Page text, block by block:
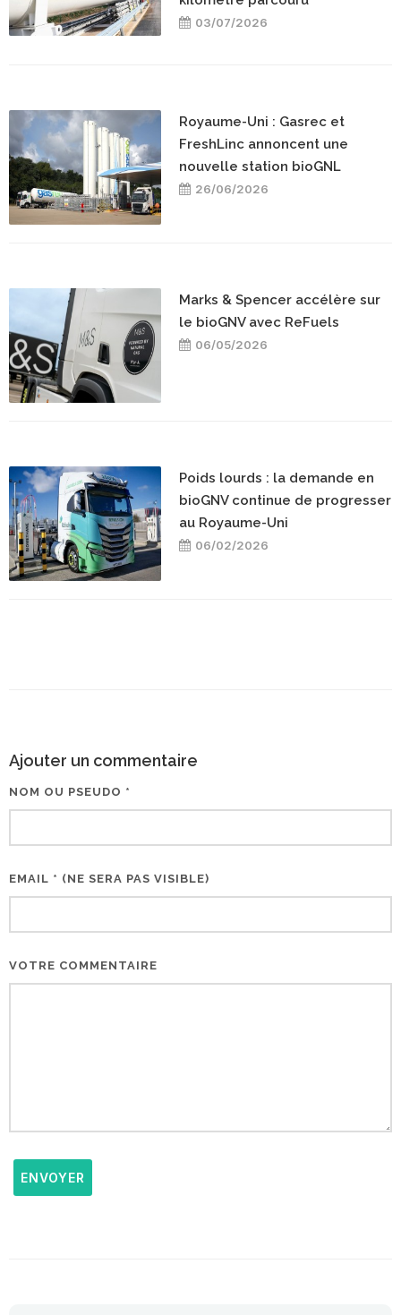
03/07/2026
Royaume-Uni : Gasrec et
FreshLinc annoncent une
nouvelle station bioGNL
26/06/2026
Marks & Spencer accélère sur
le bioGNV avec ReFuels
06/05/2026
Poids lourds : la demande en
bioGNV continue de progresser
au Royaume-Uni
06/02/2026
Ajouter un commentaire
NOM OU PSEUDO *
EMAIL * (NE SERA PAS VISIBLE)
VOTRE COMMENTAIRE
ENVOYER